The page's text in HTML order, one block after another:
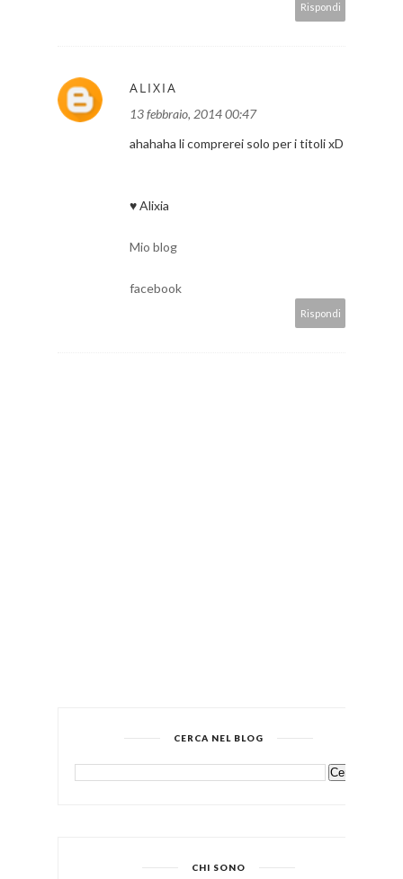
Rispondi
ALIXIA
13 febbraio, 2014 00:47
ahahaha li comprerei solo per i titoli xD
♥ Alixia
Mio blog
facebook
Rispondi
CERCA NEL BLOG
CHI SONO